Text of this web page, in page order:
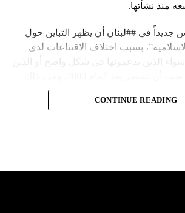
منذ نشأتها.
جديداً في ##لبنان أن يظهر التباين حول
بسبب اختلاف الاقتناعات لدى
سواء الذين يدعمونها في شكل واضح أو الذين
الإسرائيلي لم تكن يوماً محط
القوى اللبنانية المؤمنة بالصراع ضد
CONTINUE READING